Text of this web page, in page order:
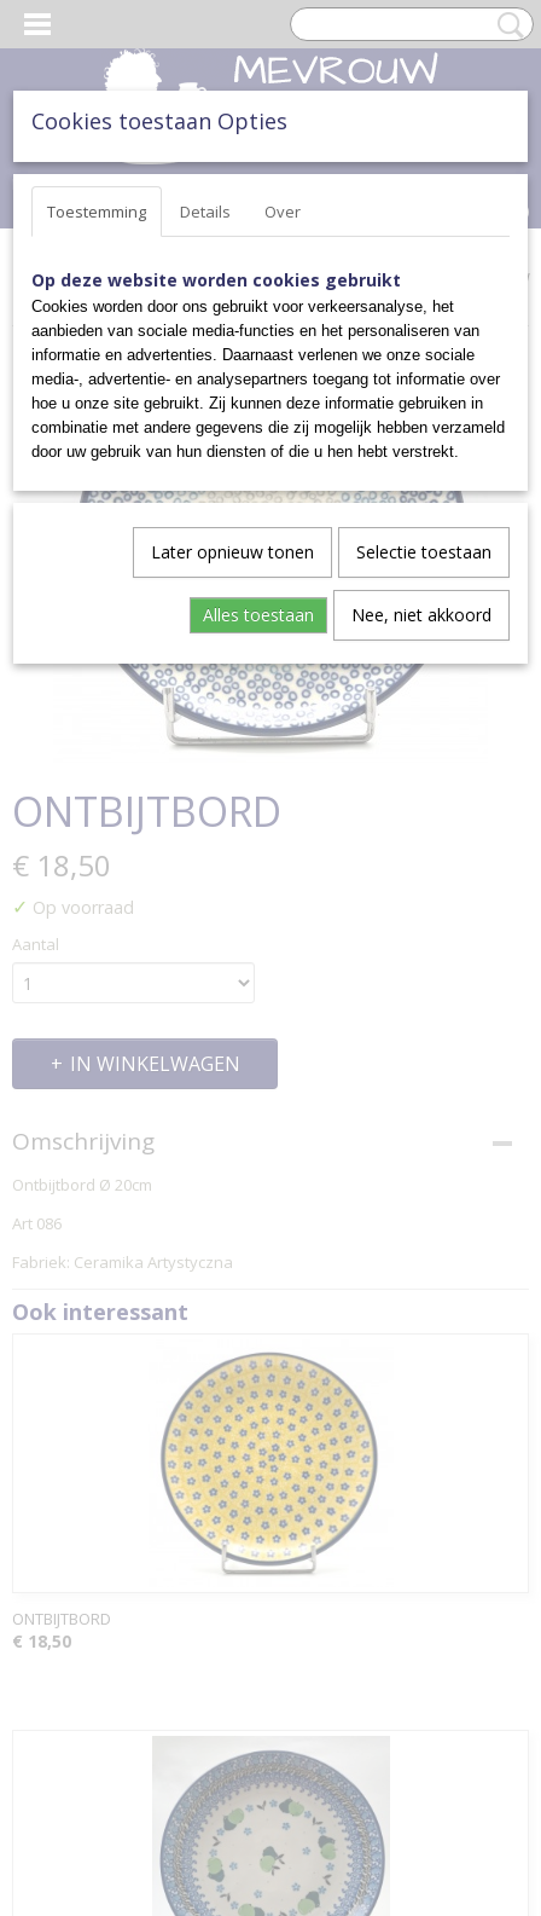
Inloggen Registreren
(0)
Home >ONTBIJT, LUNCH & DINER>BORDEN>ONTBIJTBORDEN
ONTBIJTBORD
ONTBIJTBORD
€ 18,50
✓ Op voorraad
Aantal
IN WINKELWAGEN
Omschrijving
Ontbijtbord Ø 20cm
Art 086
Fabriek: Ceramika Artystyczna
Ook interessant
ONTBIJTBORD
€ 18,50
Cookies toestaan Opties
Toestemming Details Over
Op deze website worden cookies gebruikt
Cookies worden door ons gebruikt voor verkeersanalyse, het
aanbieden van sociale media-functies en het personaliseren van
informatie en advertenties. Daarnaast verlenen we onze sociale
media-, advertentie- en analysepartners toegang tot informatie over
hoe u onze site gebruikt. Zij kunnen deze informatie gebruiken in
combinatie met andere gegevens die zij mogelijk hebben verzameld
door uw gebruik van hun diensten of die u hen hebt verstrekt.
Later opnieuw tonen Selectie toestaan
Alles toestaan Nee, niet akkoord